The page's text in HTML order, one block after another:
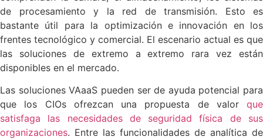
de procesamiento y la red de transmisión. Esto es
bastante útil para la optimización e innovación en los
frentes tecnológico y comercial. El escenario actual es que
las soluciones de extremo a extremo rara vez están
disponibles en el mercado.
Las soluciones VAaaS pueden ser de ayuda potencial para
que los CIOs ofrezcan una propuesta de valor que
satisfaga las necesidades de seguridad física de sus
organizaciones. Entre las funcionalidades de analítica de